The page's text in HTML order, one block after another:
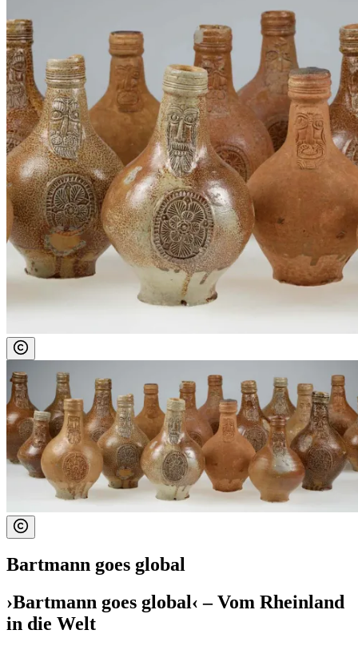
Bartmann goes global
›Bartmann goes global‹ – Vom Rheinland
in die Welt